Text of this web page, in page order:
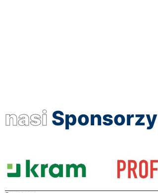
nasi Sponsorzy